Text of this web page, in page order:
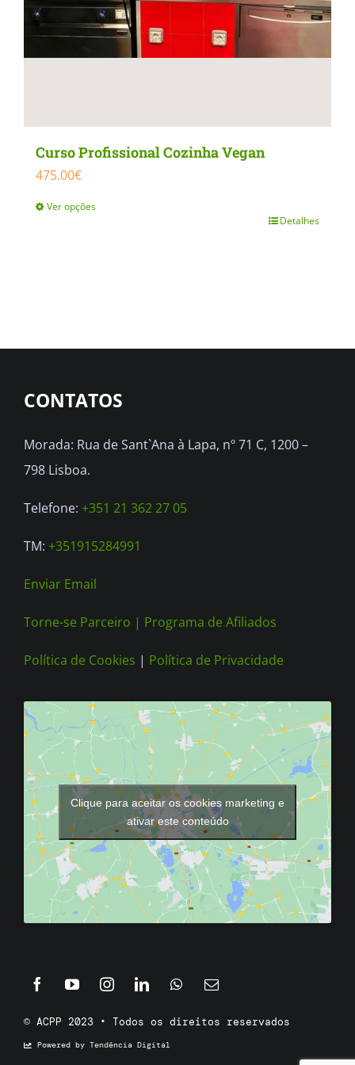
page
Curso Profissional Cozinha Vegan
475.00€
Ver opções
The
may
chosen
on
the
page
Detalhes
CONTATOS
Morada: Rua de Sant`Ana à Lapa, nº 71 C, 1200 –
798 Lisboa.
Telefone: +351 21 362 27 05
TM: +351915284991
Enviar Email
Torne-se Parceiro | Programa de Afiliados
Política de Cookies | Política de Privacidade
Clique para aceitar os cookies marketing e
ativar este conteúdo
© ACPP 2023 • Todos os direitos reservados
Powered by Tendência Digital